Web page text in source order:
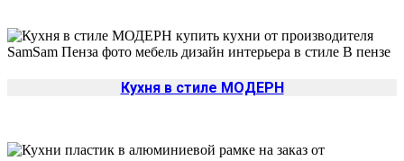
Кухня в стиле МОДЕРН